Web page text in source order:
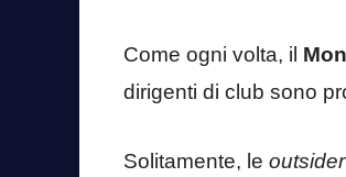
Come ogni volta, il
dirigenti di club sono
Solitamente, le outsider